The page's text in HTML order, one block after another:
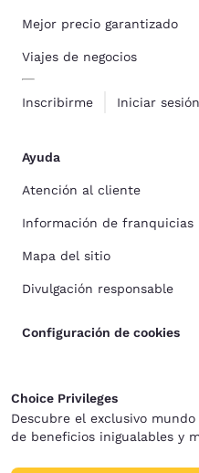
Mejor precio garantizado
Viajes de negocios
Inscribirme Iniciar sesión
Ayuda
Atención al cliente
Información de franquicias
Mapa del sitio
Divulgación responsable
Configuración de cookies
Choice Privileges
Descubre el exclusivo
de beneficios inigualables y